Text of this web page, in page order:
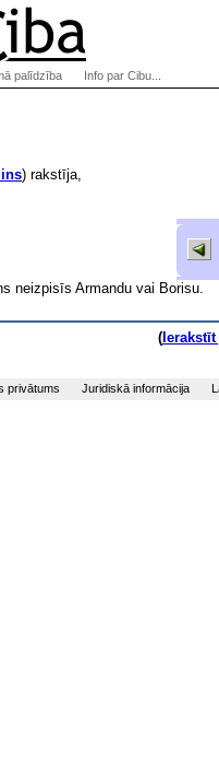
) rakstīja,
neizpisīs Armandu vai Borisu.
(
palīdzība Info par Cibu...
privātums Juridiskā informācija